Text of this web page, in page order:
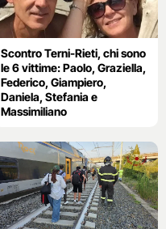
Scontro Terni-Rieti, chi sono
le 6 vittime: Paolo, Graziella,
Federico, Giampiero,
Daniela, Stefania e
Massimiliano